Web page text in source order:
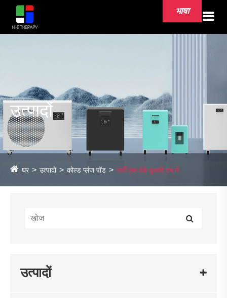
भाषा
उत्पादों
घर उत्पादों कोल्ड प्लंज पॉड सभी एक ठंडे डुबकी टब में
उत्पादों